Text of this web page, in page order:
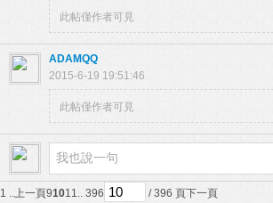
此帖僅作者可見
ADAMQQ
2015-6-19 19:51:46
此帖僅作者可見
1 ..上一頁91011.. 396 / 396 頁下一頁